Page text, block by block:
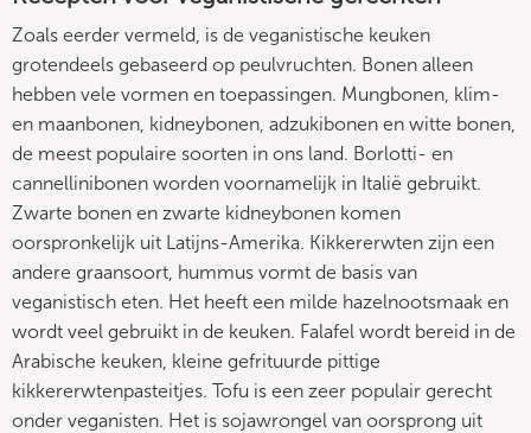
Zoals eerder vermeld, is de veganistische keuken
grotendeels gebaseerd op peulvruchten. Bonen alleen
hebben vele vormen en toepassingen. Mungbonen, klim-
en maanbonen, kidneybonen, adzukibonen en witte bonen,
de meest populaire soorten in ons land. Borlotti- en
cannellinibonen worden voornamelijk in Italië gebruikt.
Zwarte bonen en zwarte kidneybonen komen
oorspronkelijk uit Latijns-Amerika. Kikkererwten zijn een
andere graansoort, hummus vormt de basis van
veganistisch eten. Het heeft een milde hazelnootsmaak en
wordt veel gebruikt in de keuken. Falafel wordt bereid in de
Arabische keuken, kleine gefrituurde pittige
kikkererwtenpasteitjes. Tofu is een zeer populair gerecht
onder veganisten. Het is sojawrongel van oorsprong uit